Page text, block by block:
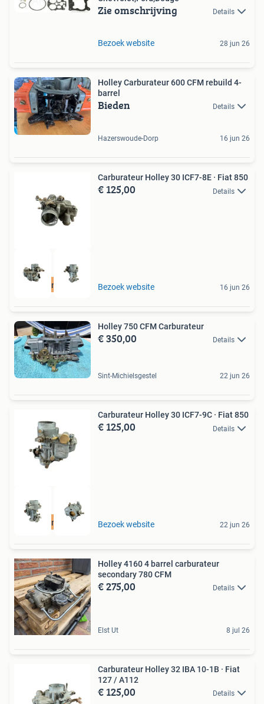
Zie omschrijving Details
Bezoek website 28 jun 26
Holley Carburateur 600 CFM rebuild 4-
barrel
Bieden Details
Hazerswoude-Dorp 16 jun 26
Revisie mogelijk
Carburateur Holley 30 ICF7-8E · Fiat 850
€ 125,00 Details
Bezoek website 16 jun 26
Holley 750 CFM Carburateur
€ 350,00 Details
Sint-Michielsgestel 22 jun 26
Revisie mogelijk
Carburateur Holley 30 ICF7-9C · Fiat 850
€ 125,00 Details
Bezoek website 22 jun 26
Holley 4160 4 barrel carburateur
secondary 780 CFM
€ 275,00 Details
Elst Ut 8 jul 26
Carburateur Holley 32 IBA 10-1B · Fiat
127 / A112
€ 125,00 Details